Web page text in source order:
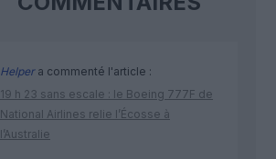
Helpera commenté l'article :
19 h 23 sans escale : le Boeing 777F de
National Airlines relie l’Écosse à
l’Australie